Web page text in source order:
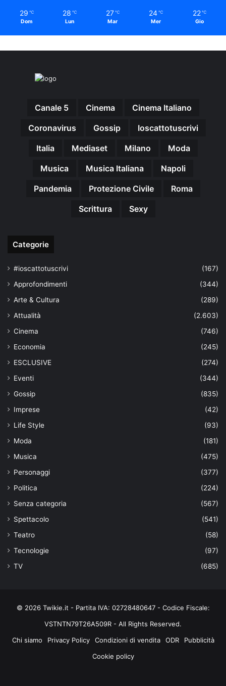
29 ℃
Dom
28 ℃
Lun
27 ℃
Mar
24 ℃
Mer
22 ℃
Gio
Canale 5 Cinema
Cinema Italiano
Coronavirus
Gossip
Ioscattotuscrivi
Italia
Mediaset Milano
Moda
Musica
Musica Italiana
Napoli
Pandemia
Protezione Civile
Roma
Scrittura
Sexy
Categorie
#ioscattotuscrivi
(167)
Approfondimenti
(344)
Arte & Cultura
(289)
Attualità
(2.603)
Cinema
(746)
Economia
(245)
ESCLUSIVE
(274)
Eventi
(344)
Gossip
(835)
Imprese
(42)
Life Style
(93)
Moda
(181)
Musica
(475)
Personaggi
(377)
Politica
(224)
Senza categoria
(567)
Spettacolo
(541)
Teatro
(58)
Tecnologie
(97)
TV
(685)
© 2026 Twikie.it - Partita IVA: 02728480647 - Codice Fiscale:
VSTNTN79T26A509R - All Rights Reserved.
Chi siamo
Privacy Policy Condizioni di vendita ODR
Pubblicità
Cookie policy